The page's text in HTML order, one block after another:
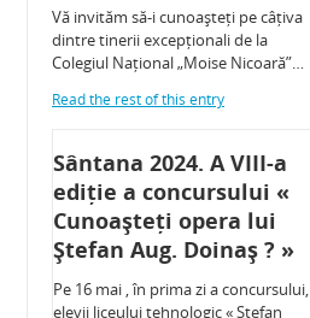
Vă invităm să-i cunoașteți pe câțiva
dintre tinerii excepționali de la
Colegiul Național „Moise Nicoară”…
Read the rest of this entry
Sântana 2024. A VIII-a
ediție a concursului «
Cunoașteți opera lui
Ștefan Aug. Doinaș ? »
Pe 16 mai , în prima zi a concursului,
elevii liceului tehnologic « Stefan